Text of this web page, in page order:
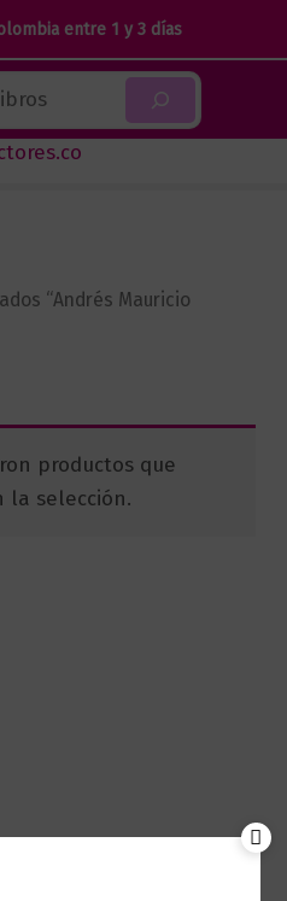
entre 1 y 3 días
“Andrés Mauricio
productos que
la selección.